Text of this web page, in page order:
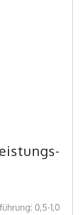
0,5-1,0